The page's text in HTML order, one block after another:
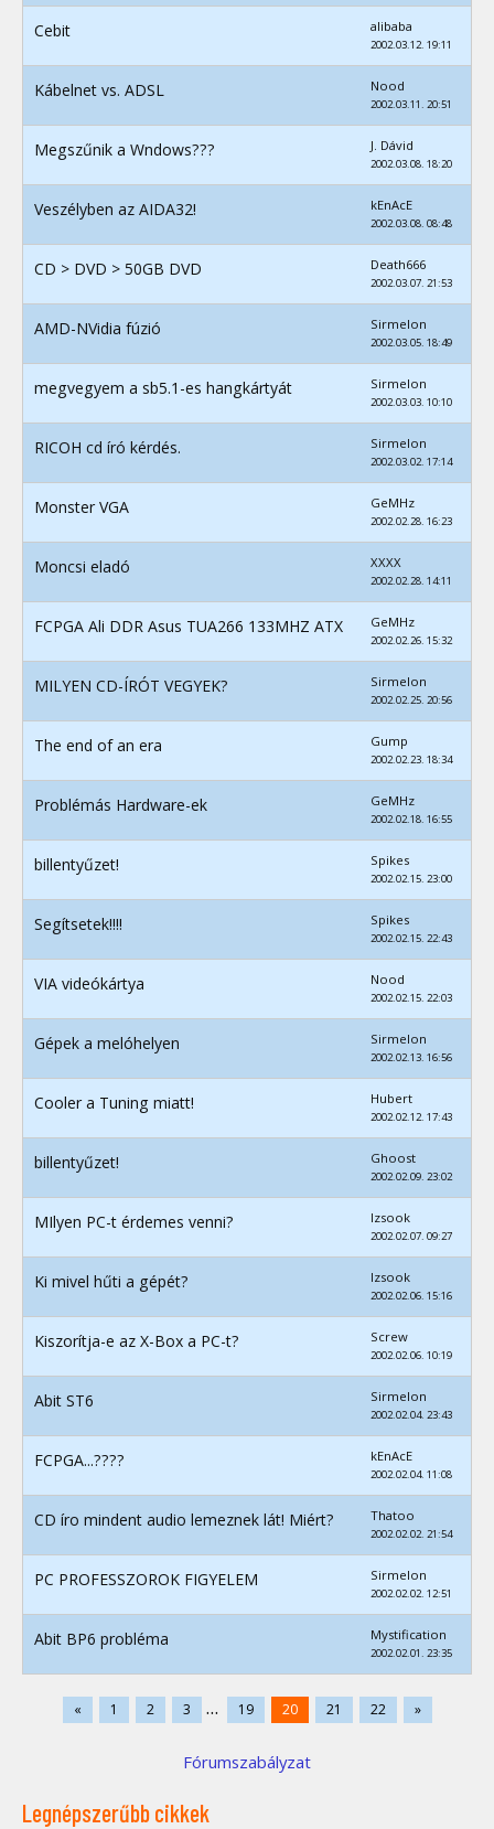
Cebit alibaba
2002.03.12. 19:11
Kábelnet vs. ADSL Nood
2002.03.11. 20:51
Megszűnik a Wndows??? J. Dávid
2002.03.08. 18:20
Veszélyben az AIDA32! kEnAcE
2002.03.08. 08:48
CD > DVD > 50GB DVD Death666
2002.03.07. 21:53
AMD-NVidia fúzió Sirmelon
2002.03.05. 18:49
megvegyem a sb5.1-es hangkártyát Sirmelon
2002.03.03. 10:10
RICOH cd író kérdés. Sirmelon
2002.03.02. 17:14
Monster VGA GeMHz
2002.02.28. 16:23
Moncsi eladó XXXX
2002.02.28. 14:11
FCPGA Ali DDR Asus TUA266 133MHZ ATX GeMHz
2002.02.26. 15:32
MILYEN CD-ÍRÓT VEGYEK? Sirmelon
2002.02.25. 20:56
The end of an era Gump
2002.02.23. 18:34
Problémás Hardware-ek GeMHz
2002.02.18. 16:55
billentyűzet! Spikes
2002.02.15. 23:00
Segítsetek!!!! Spikes
2002.02.15. 22:43
VIA videókártya Nood
2002.02.15. 22:03
Gépek a melóhelyen Sirmelon
2002.02.13. 16:56
Cooler a Tuning miatt! Hubert
2002.02.12. 17:43
billentyűzet! Ghoost
2002.02.09. 23:02
MIlyen PC-t érdemes venni? Izsook
2002.02.07. 09:27
Ki mivel hűti a gépét? Izsook
2002.02.06. 15:16
Kiszorítja-e az X-Box a PC-t? Screw
2002.02.06. 10:19
Abit ST6 Sirmelon
2002.02.04. 23:43
FCPGA...???? kEnAcE
2002.02.04. 11:08
CD íro mindent audio lemeznek lát! Miért? Thatoo
2002.02.02. 21:54
PC PROFESSZOROK FIGYELEM Sirmelon
2002.02.02. 12:51
Abit BP6 probléma Mystification
2002.02.01. 23:35
« 1 2 3 ... 19 20 21 22 »
Fórumszabályzat
Legnépszerűbb cikkek